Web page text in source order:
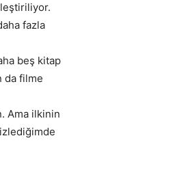
fazla
beş kitap
da filme
Ama ilkinin